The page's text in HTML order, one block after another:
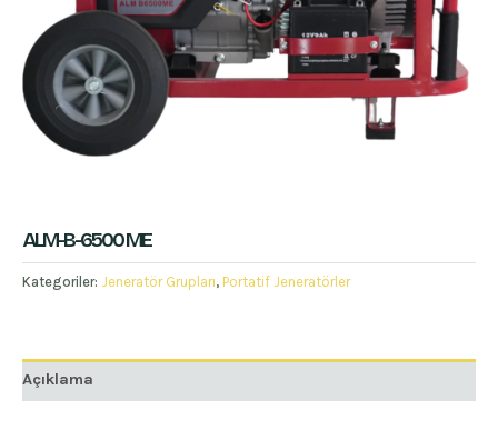
ALM-B-6500 ME
Kategoriler: Jeneratör Grupları, Portatif Jeneratörler
Açıklama